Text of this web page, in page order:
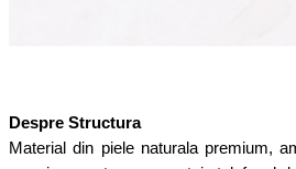
Despre Structura
Material din piele naturala premium,